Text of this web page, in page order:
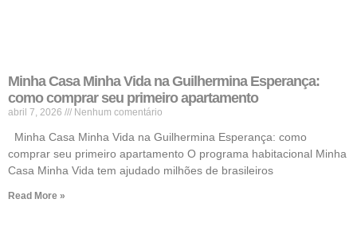
Minha Casa Minha Vida na Guilhermina Esperança:
como comprar seu primeiro apartamento
abril 7, 2026 Nenhum comentário
Minha Casa Minha Vida na Guilhermina Esperança: como
comprar seu primeiro apartamento O programa habitacional Minha
Casa Minha Vida tem ajudado milhões de brasileiros
Read More »